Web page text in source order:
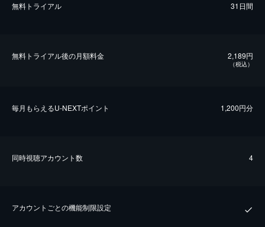
無料トライアル 31日間
無料トライアル後の⽉額料金 2,189円
（税込）
毎⽉もらえるU-NEXTポイント 1,200円分
同時視聴アカウント数 4
アカウントごとの機能制限設定